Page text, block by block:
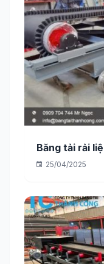
Băng tải rải
25/04/2025